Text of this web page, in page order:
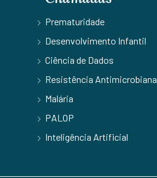
Prematuridade
Desenvolvimento Infantil
Ciência de Dados
Resistência Antimicrobiana
Malária
PALOP
Inteligência Artificial